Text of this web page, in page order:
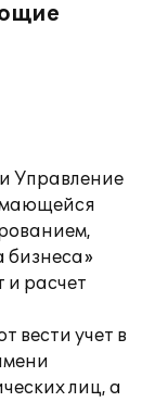
Управление
бизнеса»
и расчет
вести учет в
лиц, а